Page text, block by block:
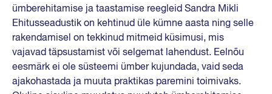
ümberehitamise ja taastamise reegleid Sandra Mikli
Ehitusseadustik on kehtinud üle kümne aasta ning selle
rakendamisel on tekkinud mitmeid küsimusi, mis
vajavad täpsustamist või selgemat lahendust. Eelnõu
eesmärk ei ole süsteemi ümber kujundada, vaid seda
ajakohastada ja muuta praktikas paremini toimivaks.